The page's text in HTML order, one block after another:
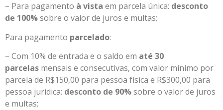
– Para pagamento à vista em parcela única: desconto
de 100%sobre o valor de juros e multas;
Para pagamento parcelado:
– Com 10% de entrada e o saldo em até 30
parcelas mensais e consecutivas, com valor mínimo por
parcela de R$150,00 para pessoa física e R$300,00 para
pessoa jurídica: desconto de 90%sobre o valor de juros
e multas;